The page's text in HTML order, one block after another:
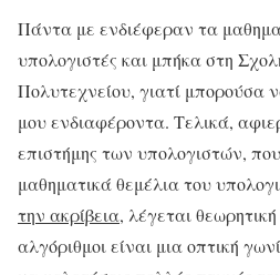
Πάντα με ενδιέφεραν τα
υπολογιστές και μπήκα στη
Πολυτεχνείου, γιατί μπορούσα
μου ενδιαφέροντα. Τελικά,
επιστήμης των υπολογιστών,
μαθηματικά θεμέλια του
την ακρίβεια, λέγεται
αλγόριθμοι είναι μια οπτική